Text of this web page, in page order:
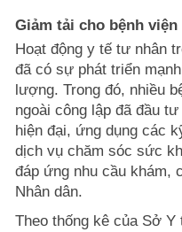
Giảm tải cho bệnh viện
Hoạt động y tế tư nhân
đã có sự phát triển
lượng. Trong đó, nhiều
ngoài công lập đã đầu
hiện đại, ứng dụng các
dịch vụ chăm sóc sức
đáp ứng nhu cầu khám,
Nhân dân.
Theo thống kê của Sở Y